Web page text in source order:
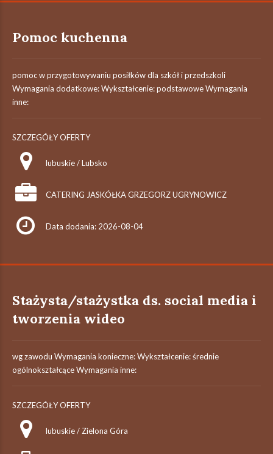
Pomoc kuchenna
pomoc w przygotowywaniu posiłków dla szkół i przedszkoli
Wymagania dodatkowe: Wykształcenie: podstawowe Wymagania
inne:
SZCZEGÓŁY OFERTY
lubuskie / Lubsko
CATERING JASKÓŁKA GRZEGORZ UGRYNOWICZ
Data dodania: 2026-08-04
Stażysta/stażystka ds. social media i
tworzenia wideo
wg zawodu Wymagania konieczne: Wykształcenie: średnie
ogólnokształcące Wymagania inne:
SZCZEGÓŁY OFERTY
lubuskie / Zielona Góra